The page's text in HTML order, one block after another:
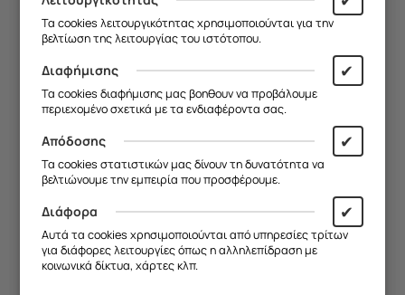
Ελαιοφοβική επίστρωση για μείωση
Υψηλή διαφάνεια για καθαρή εικόνα.
Συμβατό με τις περισσότερες θήκες.
Χαρακτηριστικά
Τα cookies λειτουργικότητας χρησιμοποιούνται για την
βελτίωση της λειτουργίας του ιστότοπου.
Διαφήμισης ✔
Τα cookies διαφήμισης μας βοηθουν να προβάλουμε
περιεχομένο σχετικά με τα ενδιαφέροντα σας.
Απόδοσης ✔
Τα cookies στατιστικών μας δίνουν τη δυνατότητα να
βελτιώνουμε την εμπειρία που προσφέρουμε.
Διάφορα ✔
Αυτά τα cookies χρησιμοποιούνται από υπηρεσίες τρίτων
για διάφορες λειτουργίες όπως η αλληλεπίδραση με
κοινωνικά δίκτυα, χάρτες κλπ.